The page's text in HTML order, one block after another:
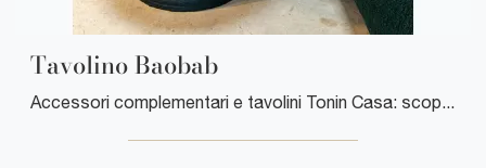
Tavolino Baobab
Accessori complementari e tavolini Tonin Casa: scopri come impreziosire i tuoi locali moderni con il modello Tavolino Baobab.